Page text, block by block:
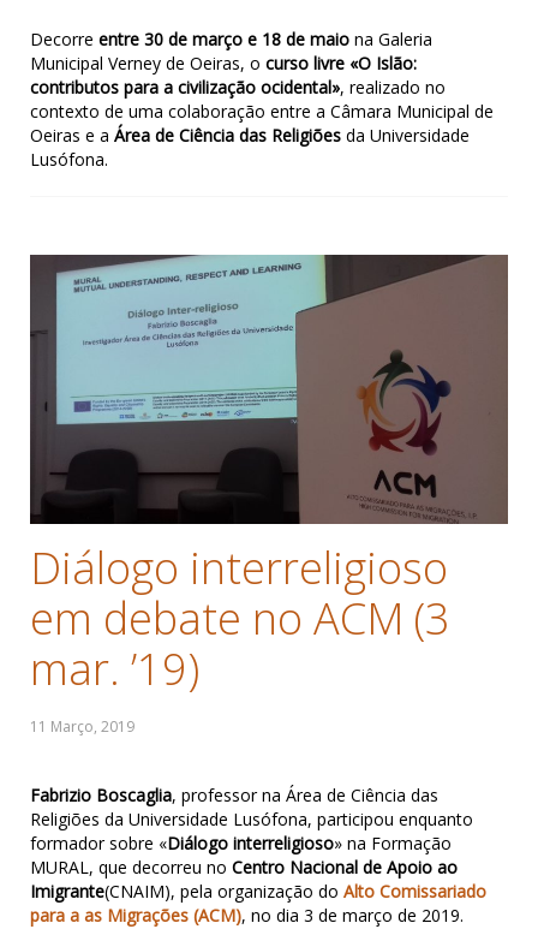
Decorre entre 30 de março e 18 de maio na Galeria
Municipal Verney de Oeiras, o curso livre «O Islão:
contributos para a civilização ocidental», realizado no
contexto de uma colaboração entre a Câmara Municipal de
Oeiras e a Área de Ciência das Religiões da Universidade
Lusófona.
Diálogo interreligioso
em debate no ACM (3
mar. ’19)
Fabrizio Boscaglia, professor na Área de Ciência das
Religiões da Universidade Lusófona, participou enquanto
formador sobre «Diálogo interreligioso» na Formação
MURAL, que decorreu no Centro Nacional de Apoio ao
Imigrante(CNAIM), pela organização do Alto Comissariado
para a as Migrações (ACM), no dia 3 de março de 2019.